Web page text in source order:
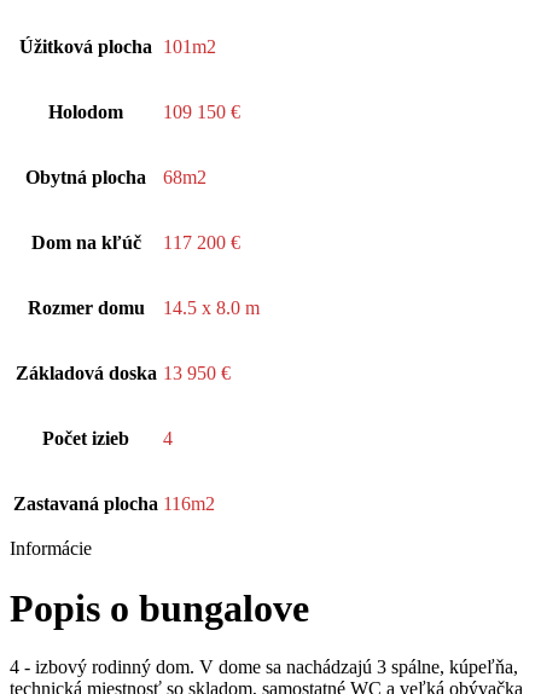
Úžitková plocha 101m2
Holodom 109 150 €
Obytná plocha 68m2
Dom na kľúč 117 200 €
Rozmer domu 14.5 x 8.0 m
Základová doska 13 950 €
Počet izieb 4
Zastavaná plocha 116m2
Informácie
Popis o bungalove
4 - izbový rodinný dom. V dome sa nachádzajú 3 spálne, kúpeľňa,
technická miestnosť so skladom, samostatné WC a veľká obývačka